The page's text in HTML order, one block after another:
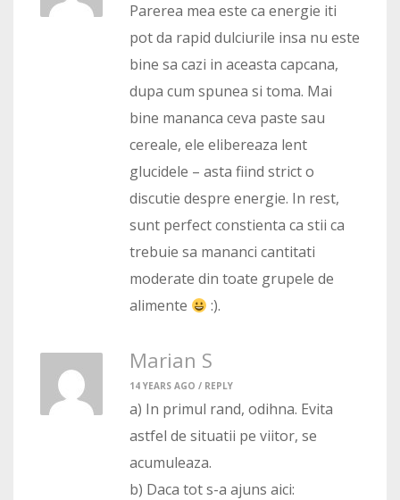
Parerea mea este ca energie iti
pot da rapid dulciurile insa nu este
bine sa cazi in aceasta capcana,
dupa cum spunea si toma. Mai
bine mananca ceva paste sau
cereale, ele elibereaza lent
glucidele – asta fiind strict o
discutie despre energie. In rest,
sunt perfect constienta ca stii ca
trebuie sa mananci cantitati
moderate din toate grupele de
alimente
:).
Marian S
14 YEARS AGO / REPLY
a) In primul rand, odihna. Evita
astfel de situatii pe viitor, se
acumuleaza.
b) Daca tot s-a ajuns aici: